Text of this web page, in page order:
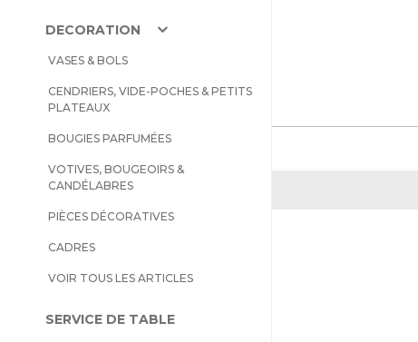
DECORATION
VASES & BOLS
CENDRIERS, VIDE-POCHES & PETITS
PLATEAUX
BOUGIES PARFUMÉES
VOTIVES, BOUGEOIRS &
CANDÉLABRES
PIÈCES DÉCORATIVES
CADRES
VOIR TOUS LES ARTICLES
SERVICE DE TABLE